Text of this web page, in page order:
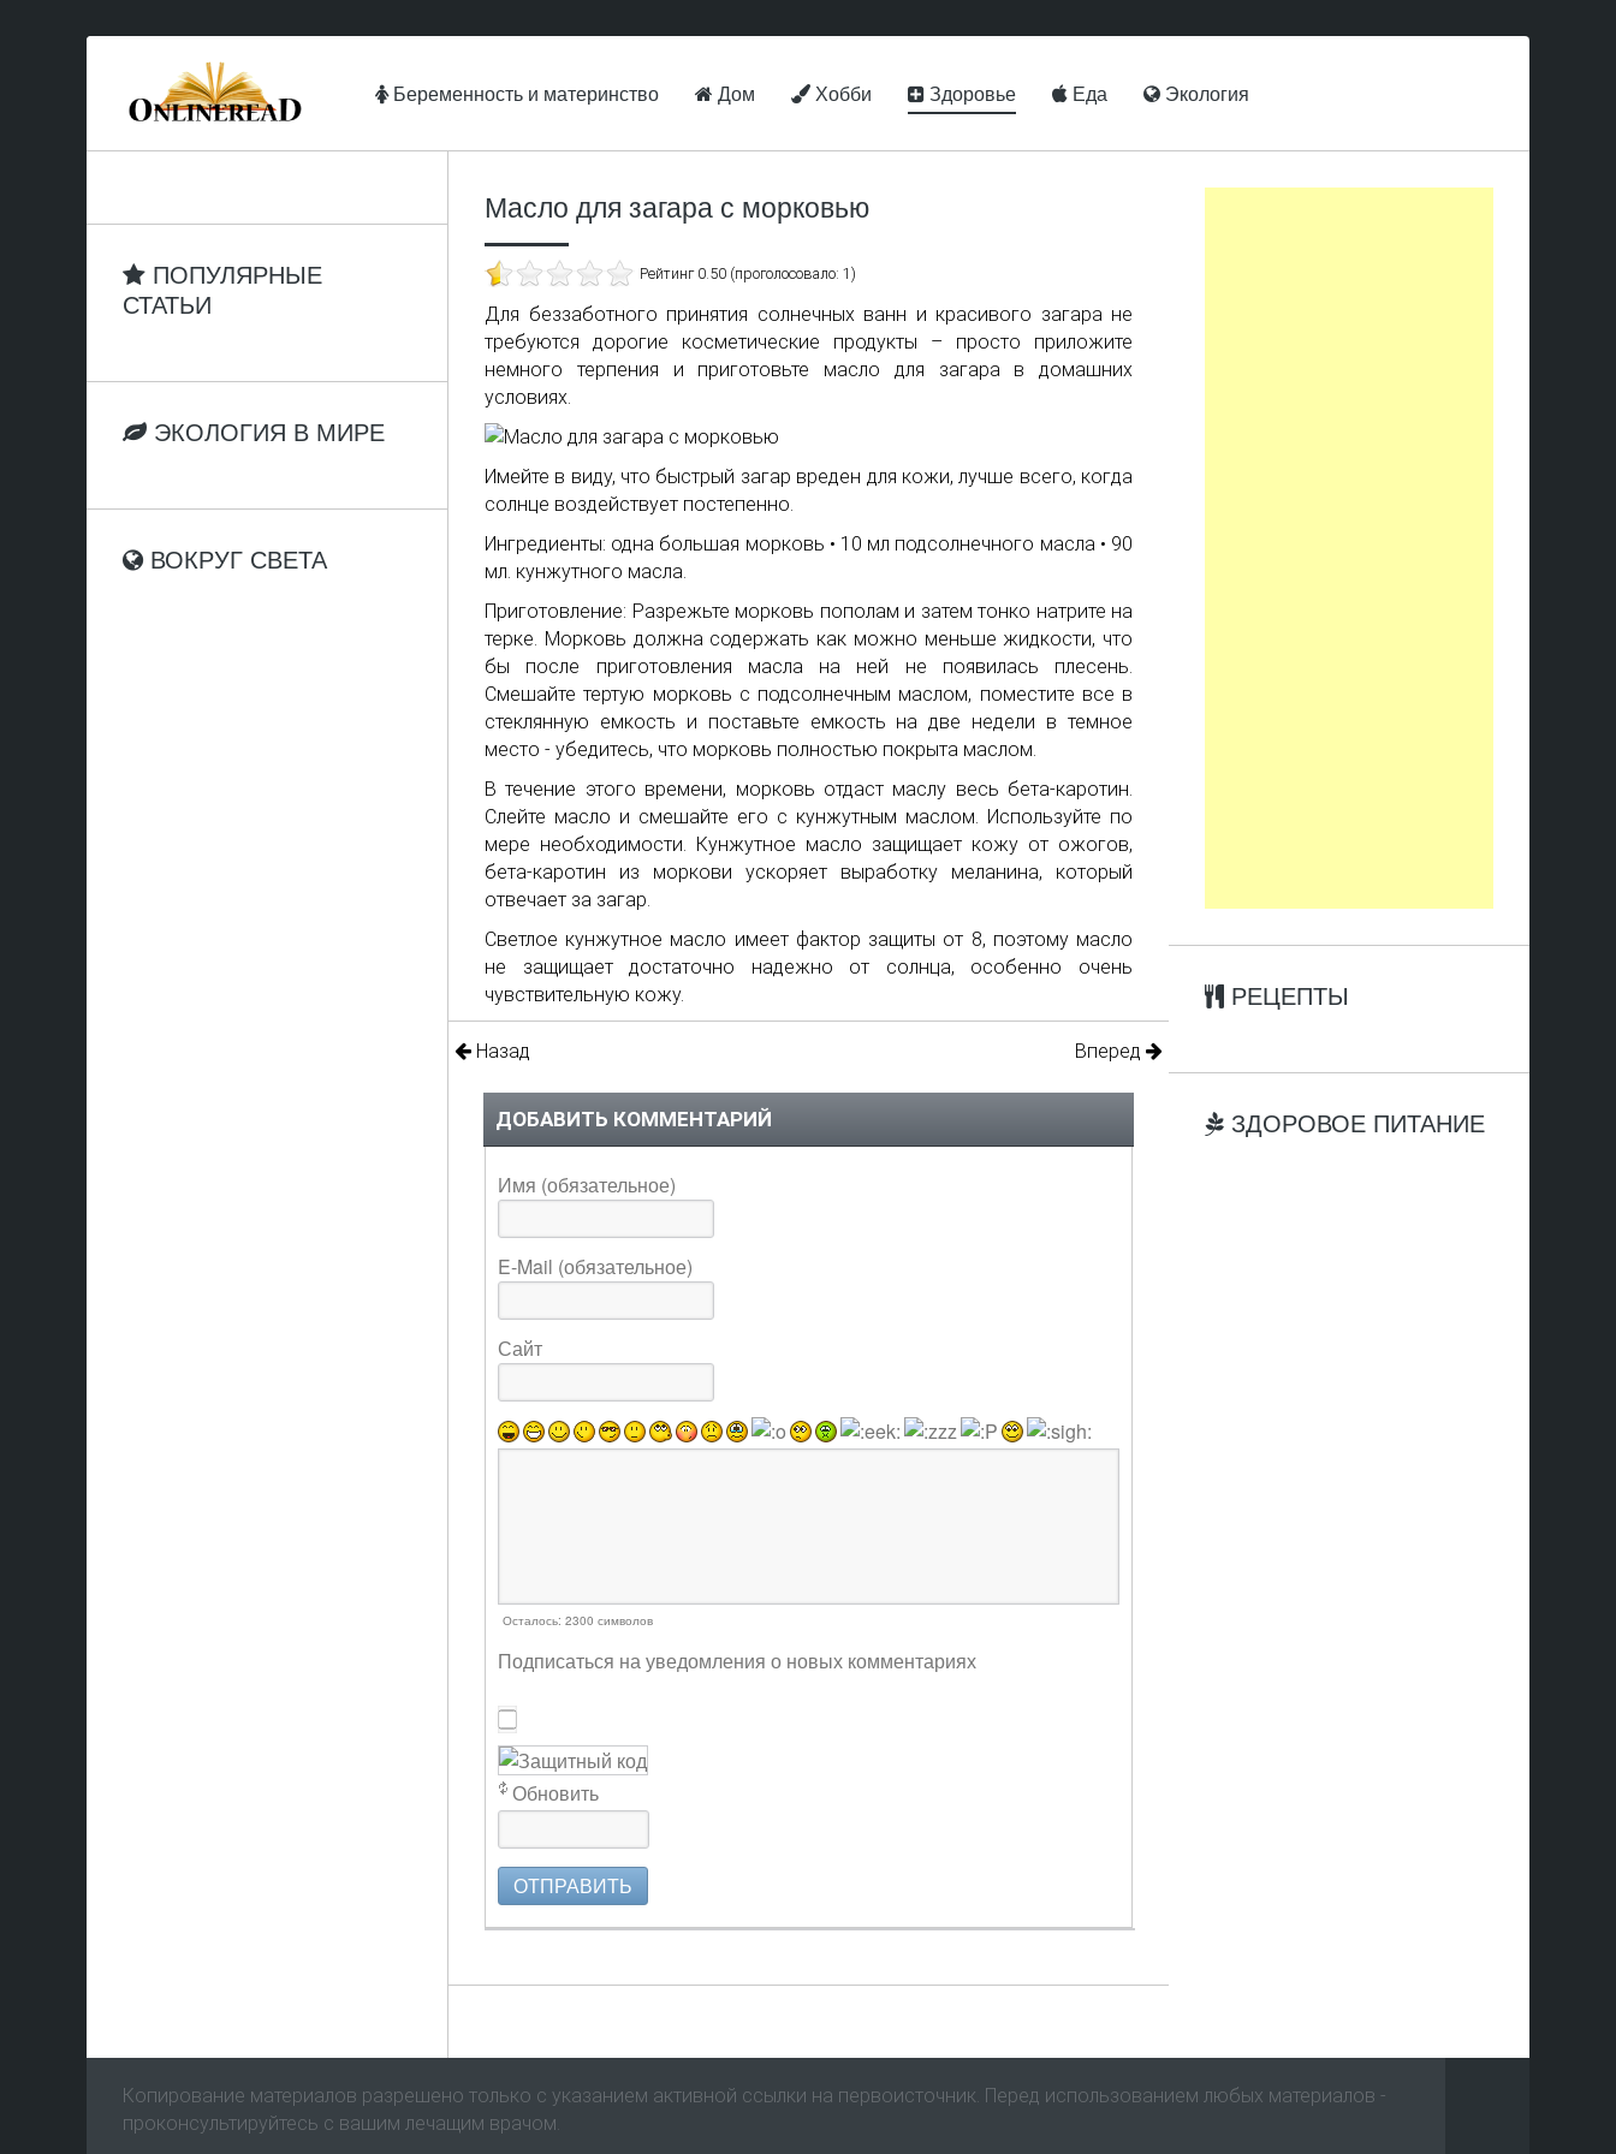
Беременность и материнство Дом Хобби Здоровье Еда Экология
Масло для загара с морковью
Рейтинг 0.50 (проголосовало: 1)
Для беззаботного принятия солнечных ванн и красивого загара не
требуются дорогие косметические продукты – просто приложите
немного терпения и приготовьте масло для загара в домашних
условиях.
Имейте в виду, что быстрый загар вреден для кожи, лучше всего, когда
солнце воздействует постепенно.
Ингредиенты: одна большая морковь • 10 мл подсолнечного масла • 90
мл. кунжутного масла.
Приготовление: Разрежьте морковь пополам и затем тонко натрите на
терке. Морковь должна содержать как можно меньше жидкости, что
бы после приготовления масла на ней не появилась плесень.
Смешайте тертую морковь с подсолнечным маслом, поместите все в
стеклянную емкость и поставьте емкость на две недели в темное
место - убедитесь, что морковь полностью покрыта маслом.
В течение этого времени, морковь отдаст маслу весь бета-каротин.
Слейте масло и смешайте его с кунжутным маслом. Используйте по
мере необходимости. Кунжутное масло защищает кожу от ожогов,
бета-каротин из моркови ускоряет выработку меланина, который
отвечает за загар.
Светлое кунжутное масло имеет фактор защиты от 8, поэтому масло
не защищает достаточно надежно от солнца, особенно очень
чувствительную кожу.
Назад Вперед
ДОБАВИТЬ КОММЕНТАРИЙ
Имя (обязательное)
E-Mail (обязательное)
Сайт
Осталось: 2300 символов
Подписаться на уведомления о новых комментариях
Обновить
ОТПРАВИТЬ
РЕЦЕПТЫ
ЗДОРОВОЕ ПИТАНИЕ
ПОПУЛЯРНЫЕ
СТАТЬИ
ЭКОЛОГИЯ В МИРЕ
ВОКРУГ СВЕТА
Копирование материалов разрешено только с указанием активной ссылки на первоисточник. Перед использованием любых материалов -
проконсультируйтесь с вашим лечащим врачом.